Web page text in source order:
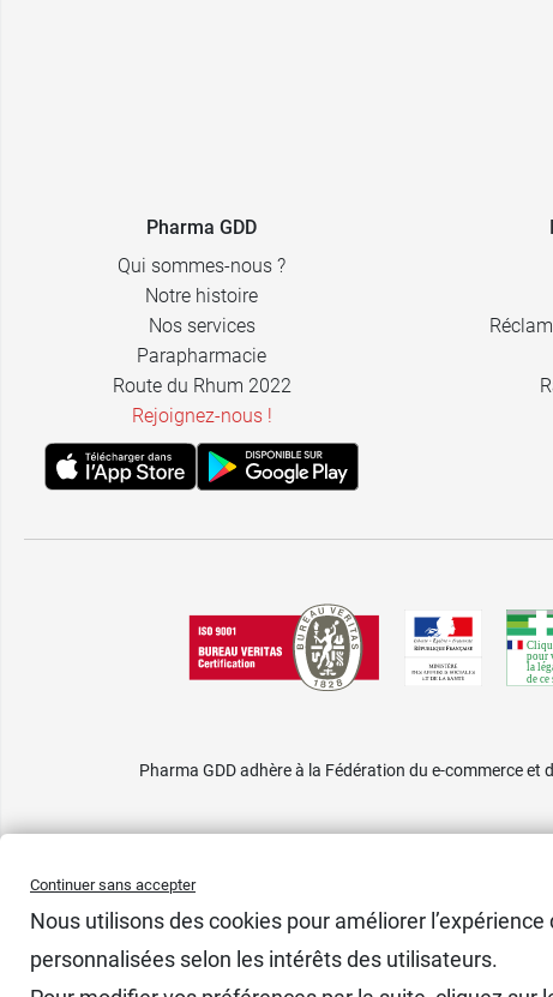
Pharma GDD
Qui sommes-nous ?
Notre histoire
Nos services
Parapharmacie
Route du Rhum 2022
Rejoignez-nous !
Pharma GDD adhère à la Fédération du e-commerce
Continuer sans accepter
Nous utilisons des cookies pour améliorer
personnalisées selon les intérêts des utilisateurs.